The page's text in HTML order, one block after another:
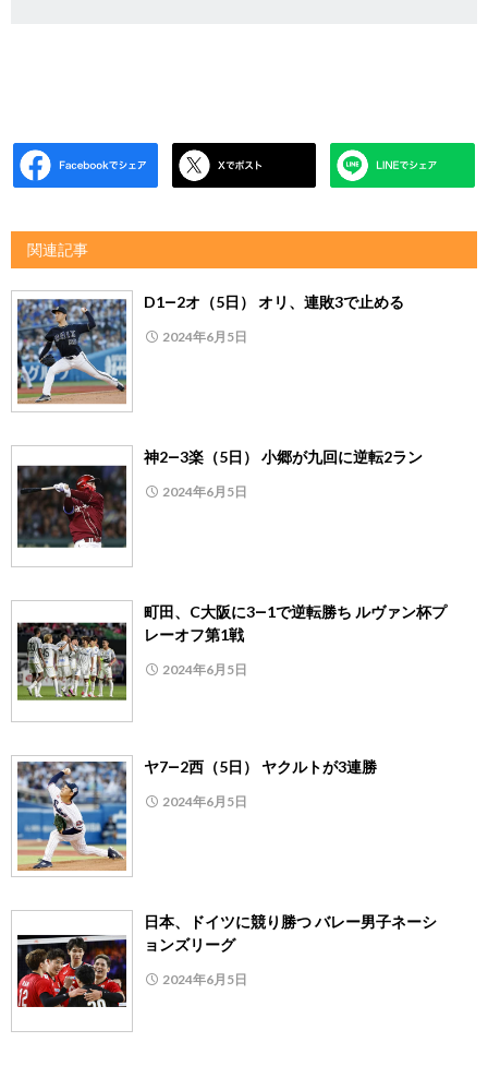
関連記事
D1―2オ（5日） オリ、連敗3で止める
2024年6月5日
神2―3楽（5日） 小郷が九回に逆転2ラン
2024年6月5日
町田、C大阪に3―1で逆転勝ち ルヴァン杯プ
レーオフ第1戦
2024年6月5日
ヤ7―2西（5日） ヤクルトが3連勝
2024年6月5日
日本、ドイツに競り勝つ バレー男子ネーシ
ョンズリーグ
2024年6月5日